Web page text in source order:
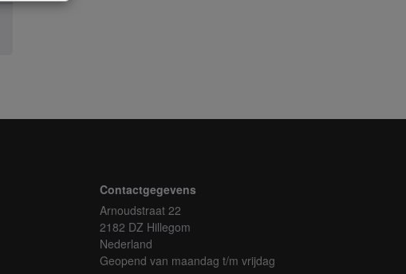
Contactgegevens
Arnoudstraat 22
2182 DZ Hillegom
Nederland
Geopend van maandag t/m vrijdag